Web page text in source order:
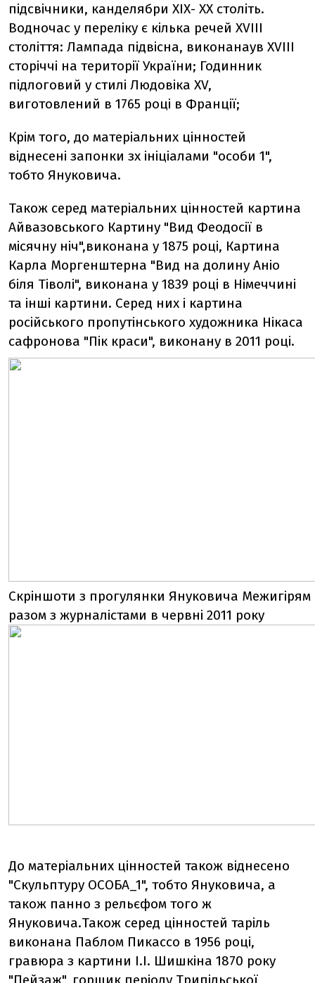
підсвічники, канделябри ХІХ- ХХ століть.
Водночас у переліку є кілька речей XVIII
століття: Лампада підвісна, виконанаув XVIII
сторіччі на території України; Годинник
підлоговий у стилі Людовіка ХV,
виготовлений в 1765 році в Франції;
Крім того, до матеріальних цінностей
віднесені запонки зх ініціалами "особи 1",
тобто Януковича.
Також серед матеріальних цінностей картина
Айвазовського Картину "Вид Феодосії в
місячну ніч",виконана у 1875 році, Картина
Карла Моргенштерна "Вид на долину Аніо
біля Тіволі", виконана у 1839 році в Німеччині
та інші картини. Серед них і картина
російського пропутінського художника Нікаса
сафронова "Пік краси", виконану в 2011 році.
Скріншоти з прогулянки Януковича Межигірям
разом з журналістами в червні 2011 року
До матеріальних цінностей також віднесено
"Скульптуру ОСОБА_1", тобто Януковича, а
також панно з рельєфом того ж
Януковича.Також серед цінностей таріль
виконана Паблом Пикассо в 1956 році,
гравюра з картини І.І. Шишкіна 1870 року